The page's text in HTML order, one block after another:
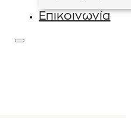
Επικοινωνία